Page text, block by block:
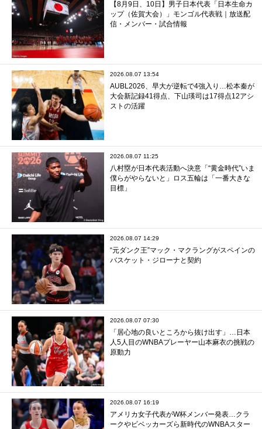
【8月9日、10日】男子日本代表「日本生命カ
ップ（佐賀大会）」モンゴル代表戦｜放送配
信・メンバー・試合情報
2026.08.07 13:54
AUBL2026、早大が逆転で4強入り…松本秦が
大会新記録41得点、下山瑛司は17得点12アシ
ストの活躍
2026.08.07 11:25
八村塁が日本代表活動へ決意「“黄金時代”いま
僕らがやらないと」ロス五輪は「一番大きな
目標」
2026.08.07 14:29
“元ダンク王”マック・マクラングがスペインの
バスケット・ジローナと契約
2026.08.07 07:30
「居心地の良いところから抜け出す」…日本
人5人目のWNBAプレーヤー山本麻衣の挑戦の
原動力
2026.08.07 16:19
アメリカ女子代表がW杯メンバー発表…クラ
ークやビベッカーズら新時代のWNBAスター